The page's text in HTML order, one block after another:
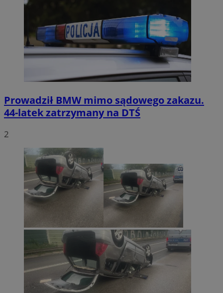
Prowadził BMW mimo sądowego zakazu.
44-latek zatrzymany na DTŚ
2